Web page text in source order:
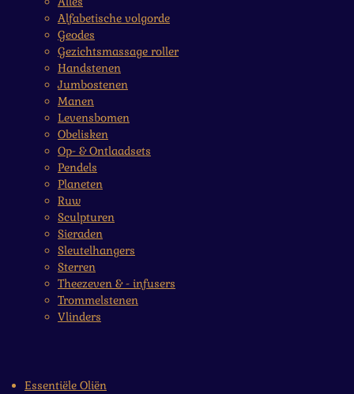
Alfabetische volgorde
Geodes
Gezichtsmassage roller
Handstenen
Jumbostenen
Manen
Levensbomen
Obelisken
Op- & Ontlaadsets
Pendels
Planeten
Ruw
Sculpturen
Sieraden
Sleutelhangers
Sterren
Theezeven & - infusers
Trommelstenen
Vlinders
Essentiële Oliën